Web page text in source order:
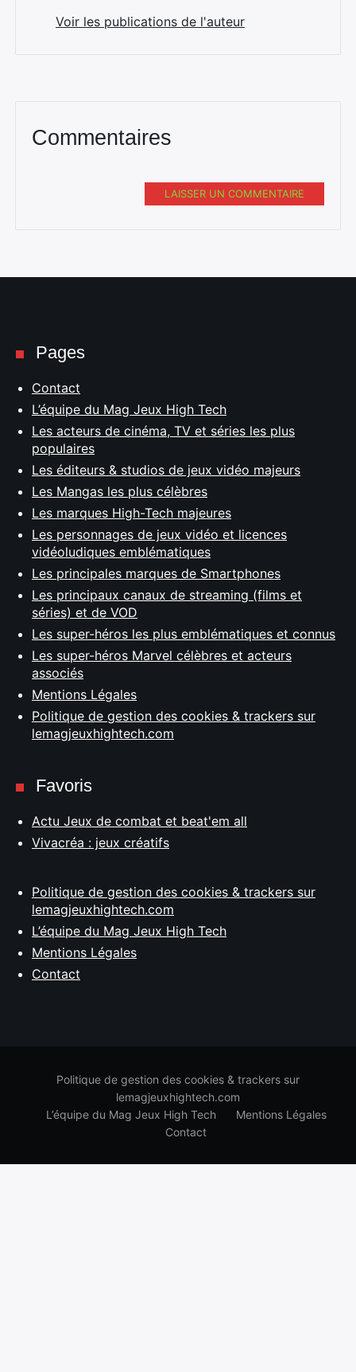
Voir les publications de l'auteur
Commentaires
LAISSER UN COMMENTAIRE
Pages
Contact
L’équipe du Mag Jeux High Tech
Les acteurs de cinéma, TV et séries les plus
populaires
Les éditeurs & studios de jeux vidéo majeurs
Les Mangas les plus célèbres
Les marques High-Tech majeures
Les personnages de jeux vidéo et licences
vidéoludiques emblématiques
Les principales marques de Smartphones
Les principaux canaux de streaming (films et
séries) et de VOD
Les super-héros les plus emblématiques et connus
Les super-héros Marvel célèbres et acteurs
associés
Mentions Légales
Politique de gestion des cookies & trackers sur
lemagjeuxhightech.com
Favoris
Actu Jeux de combat et beat'em all
Vivacréa : jeux créatifs
Politique de gestion des cookies & trackers sur
lemagjeuxhightech.com
L’équipe du Mag Jeux High Tech
Mentions Légales
Contact
Politique de gestion des cookies & trackers sur
lemagjeuxhightech.com
L’équipe du Mag Jeux High Tech
Mentions Légales
Contact